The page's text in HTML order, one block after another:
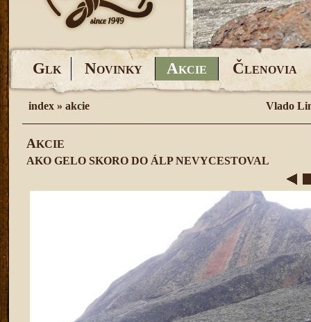
GLK NOVINKY AKCIE ČLENOVIA
index » akcie Vlado
AKCIE
AKO GELO SKORO DO ÁLP NEVYCESTOVAL